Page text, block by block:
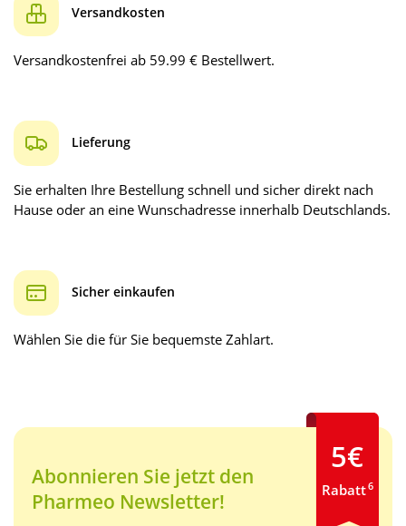
Versandkosten
Versandkostenfrei ab 59.99 € Bestellwert.
Lieferung
Sie erhalten Ihre Bestellung schnell und sicher direkt nach
Hause oder an eine Wunschadresse innerhalb Deutschlands.
Sicher einkaufen
Wählen Sie die für Sie bequemste Zahlart.
Abonnieren Sie jetzt den
Pharmeo Newsletter!
5€
Rabatt6